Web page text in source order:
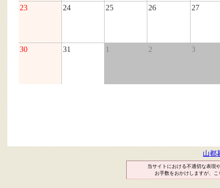
23 24 25 26 27
30 31 1 2 3
山都
当サイトにおける不適切な表現
お手数をおかけしますが、こ